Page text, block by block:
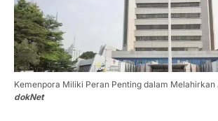
Kemenpora Miliki Peran Penting dalam Melahirkan
dokNet